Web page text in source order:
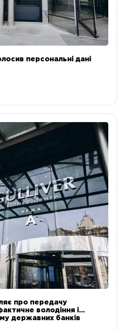
персональні дані
про передачу
володіння і
державних банків